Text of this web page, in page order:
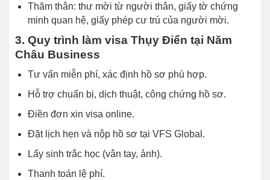
Thăm thân: thư mời từ người thân, giấy tờ chứng
minh quan hệ, giấy phép cư trú của người mời.
3. Quy trình làm visa Thụy Điển tại Năm
Châu Business
Tư vấn miễn phí, xác định hồ sơ phù hợp.
Hỗ trợ chuẩn bị, dịch thuật, công chứng hồ sơ.
Điền đơn xin visa online.
Đặt lịch hẹn và nộp hồ sơ tại VFS Global.
Lấy sinh trắc học (vân tay, ảnh).
Thanh toán lệ phí.